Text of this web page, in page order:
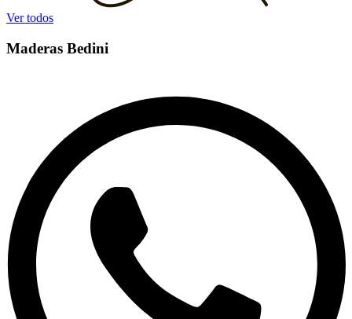
Ver todos
Maderas Bedini